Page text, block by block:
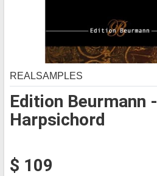
Edition Beurmann
Harpsichord
REALSAMPLES
$ 109